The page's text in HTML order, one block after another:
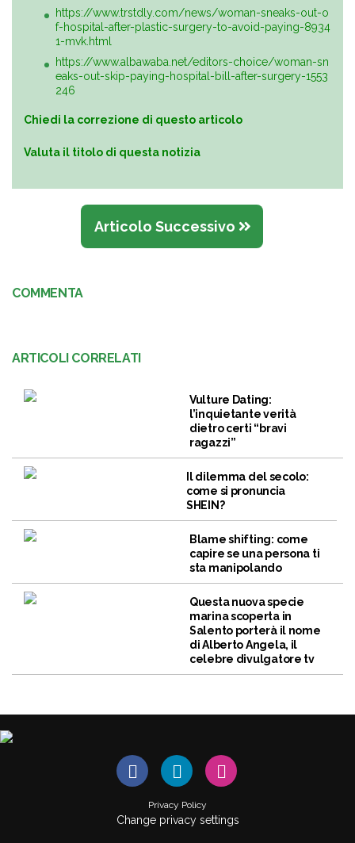
https://www.trstdly.com/news/woman-sneaks-out-o
f-hospital-after-plastic-surgery-to-avoid-paying-8934
1-mvk.html
https://www.albawaba.net/editors-choice/woman-sn
eaks-out-skip-paying-hospital-bill-after-surgery-1553
246
Chiedi la correzione di questo articolo
Valuta il titolo di questa notizia
Articolo Successivo
COMMENTA
ARTICOLI CORRELATI
Vulture Dating:
l’inquietante verità
dietro certi “bravi
ragazzi”
Il dilemma del secolo:
come si pronuncia
SHEIN?
Blame shifting: come
capire se una persona ti
sta manipolando
Questa nuova specie
marina scoperta in
Salento porterà il nome
di Alberto Angela, il
celebre divulgatore tv
Privacy Policy
Change privacy settings